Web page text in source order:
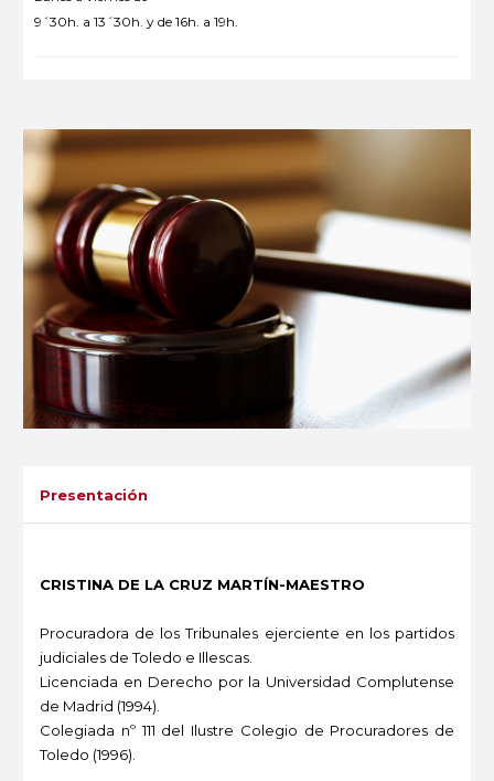
9´30h. a 13´30h. y de 16h. a 19h.
Presentación
CRISTINA DE LA CRUZ MARTÍN-MAESTRO
Procuradora de los Tribunales ejerciente en los partidos
judiciales de Toledo e Illescas.
Licenciada en Derecho por la Universidad Complutense
de Madrid (1994).
Colegiada nº 111 del Ilustre Colegio de Procuradores de
Toledo (1996).